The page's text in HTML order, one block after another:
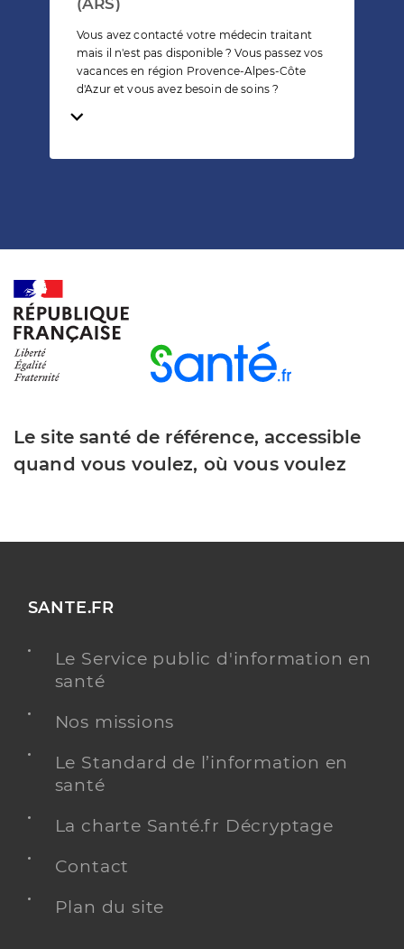
Vous avez contacté votre médecin traitant
mais il n'est pas disponible ? Vous passez vos
vacances en région Provence-Alpes-Côte
d'Azur et vous avez besoin de soins ?
Temps de lecture
Le site santé de référence, accessible
quand vous voulez, où vous voulez
SANTE.FR
Le Service public d'information en
santé
Nos missions
Le Standard de l’information en
santé
La charte Santé.fr Décryptage
Contact
Plan du site